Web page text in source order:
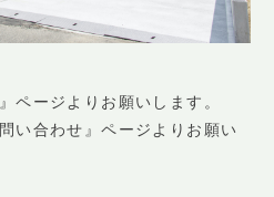
ページよりお願いします。
い合わせ』ページよりお願い